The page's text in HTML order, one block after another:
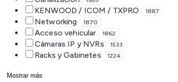
KENWOOD / ICOM / TXPRO 1887
Networking 1870
Acceso vehicular 1862
Cámaras IP y NVRs 1533
Racks y Gabinetes 1224
Mostrar más